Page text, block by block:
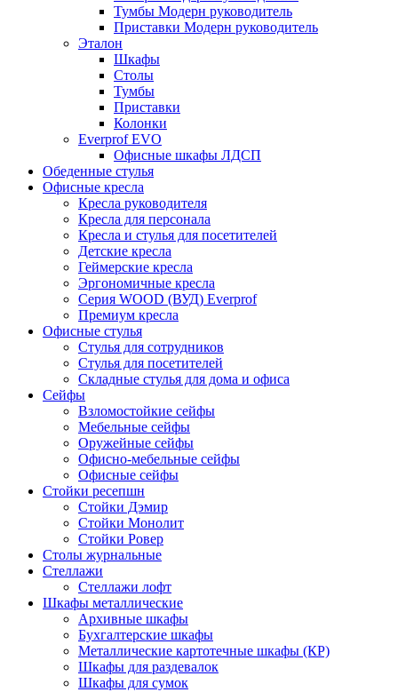
Тумбы Модерн руководитель
Приставки Модерн руководитель
Эталон
Шкафы
Столы
Тумбы
Приставки
Колонки
Everprof EVO
Офисные шкафы ЛДСП
Обеденные стулья
Офисные кресла
Кресла руководителя
Кресла для персонала
Кресла и стулья для посетителей
Детские кресла
Геймерские кресла
Эргономичные кресла
Серия WOOD (ВУД) Everprof
Премиум кресла
Офисные стулья
Стулья для сотрудников
Стулья для посетителей
Складные стулья для дома и офиса
Сейфы
Взломостойкие сейфы
Мебельные сейфы
Оружейные сейфы
Офисно-мебельные сейфы
Офисные сейфы
Стойки ресепшн
Стойки Дэмир
Стойки Монолит
Стойки Ровер
Столы журнальные
Стеллажи
Стеллажи лофт
Шкафы металлические
Архивные шкафы
Бухгалтерские шкафы
Металлические картотечные шкафы (КР)
Шкафы для раздевалок
Шкафы для сумок